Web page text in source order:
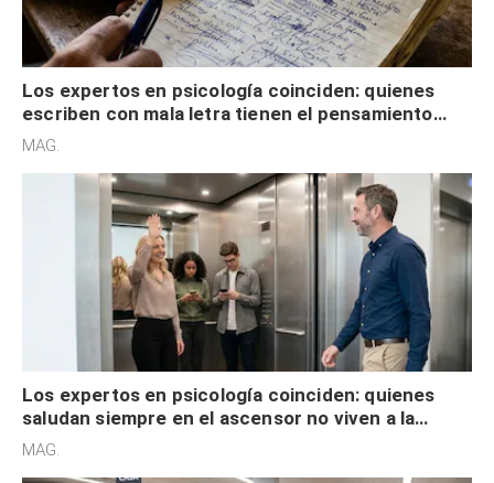
Los expertos en psicología coinciden: quienes
escriben con mala letra tienen el pensamiento
acelerado y no lo hacen por desinterés
MAG.
Los expertos en psicología coinciden: quienes
saludan siempre en el ascensor no viven a la
defensiva y tienen apertura social
MAG.